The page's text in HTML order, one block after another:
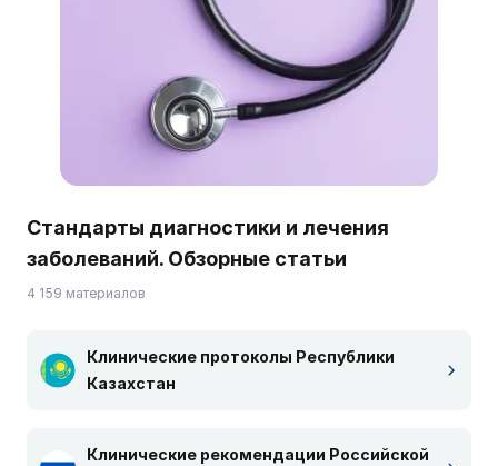
Стандарты диагностики и лечения
заболеваний. Обзорные статьи
4 159 материалов
Клинические протоколы Республики
Казахстан
Клинические рекомендации Российской